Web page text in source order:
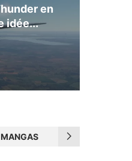
en
idée...